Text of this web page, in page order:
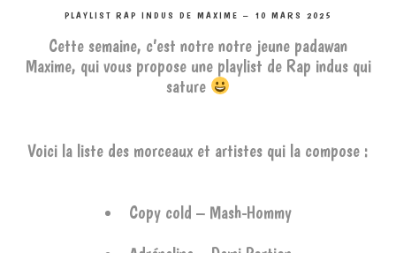
PLAYLIST RAP INDUS DE MAXIME – 10 MARS 2025
Cette semaine, c’est notre notre jeune padawan
Maxime, qui vous propose une playlist de Rap indus qui
sature
Voici la liste des morceaux et artistes qui la compose :
Copy cold – Mash-Hommy